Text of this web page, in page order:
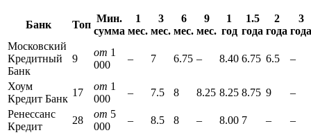
Банк Топ
Мин.
сумма
1
мес.
3
мес.
6
мес.
9
мес.
1
год
1.5
года
2
года
3
года
Московский
Кредитный
Банк
9
от 1
000
– 7 6.75 – 8.40 6.75 6.5 –
Хоум
Кредит Банк
17
от 1
000
– 7.5 8 8.25 8.25 8.75 9
–
Ренессанс
Кредит
28
от 5
000
– 8.5 8 – 8.00 7 – –